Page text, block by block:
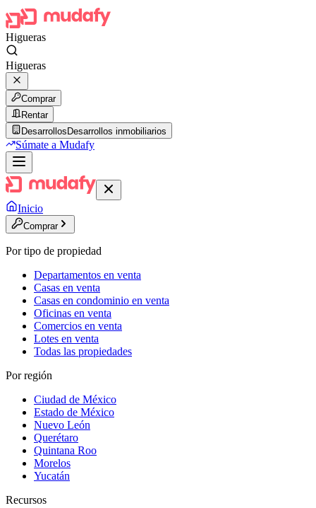
Higueras
Higueras
Comprar
Rentar
Desarrollos Desarrollos inmobiliarios
Súmate a Mudafy
Inicio
Comprar
Por tipo de propiedad
Departamentos en venta
Casas en venta
Casas en condominio en venta
Oficinas en venta
Comercios en venta
Lotes en venta
Todas las propiedades
Por región
Ciudad de México
Estado de México
Nuevo León
Querétaro
Quintana Roo
Morelos
Yucatán
Recursos